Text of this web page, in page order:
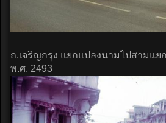
ถ.เจริญกรุง แยกแปลงนามไปสามแย
พ.ศ. 2493